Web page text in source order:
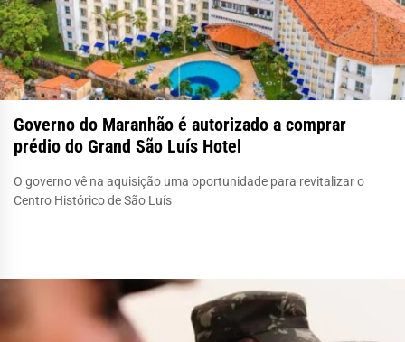
Governo do Maranhão é autorizado a comprar
prédio do Grand São Luís Hotel
O governo vê na aquisição uma oportunidade para revitalizar o
Centro Histórico de São Luís